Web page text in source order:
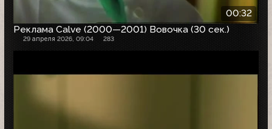
00:32
Реклама Calve (2000—2001) Вовочка (30 сек.)
29 апреля 2026, 09:04 283